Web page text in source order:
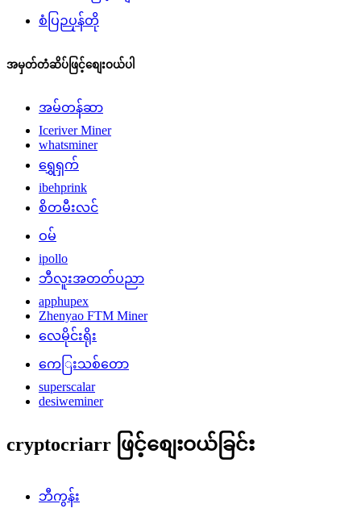
စံပြဉပုန်တို
အမှတ်တံဆိပ်ဖြင့်စျေးဝယ်ပါ
အမ်တန်ဆာ
Iceriver Miner
whatsminer
ရွှေရှက်
ibehprink
စိတမီးလင်
ဝမ်
ipollo
ဘီလူးအတတ်ပညာ
apphupex
Zhenyao FTM Miner
လေမိုင်းရိုး
ကေြးသစ်တော
superscalar
desiweminer
cryptocriarr ဖြင့်စျေးဝယ်ခြင်း
ဘီကွန်း